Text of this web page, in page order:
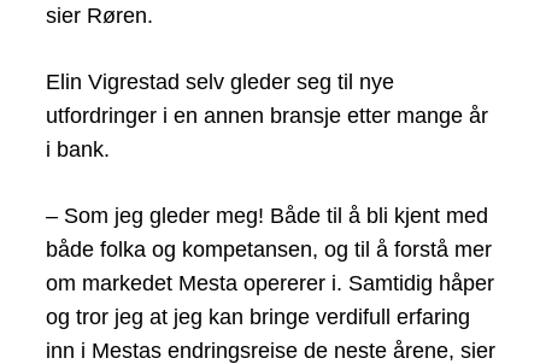
sier Røren.
Elin Vigrestad selv gleder seg til nye
utfordringer i en annen bransje etter mange år
i bank.
– Som jeg gleder meg! Både til å bli kjent med
både folka og kompetansen, og til å forstå mer
om markedet Mesta opererer i. Samtidig håper
og tror jeg at jeg kan bringe verdifull erfaring
inn i Mestas endringsreise de neste årene, sier